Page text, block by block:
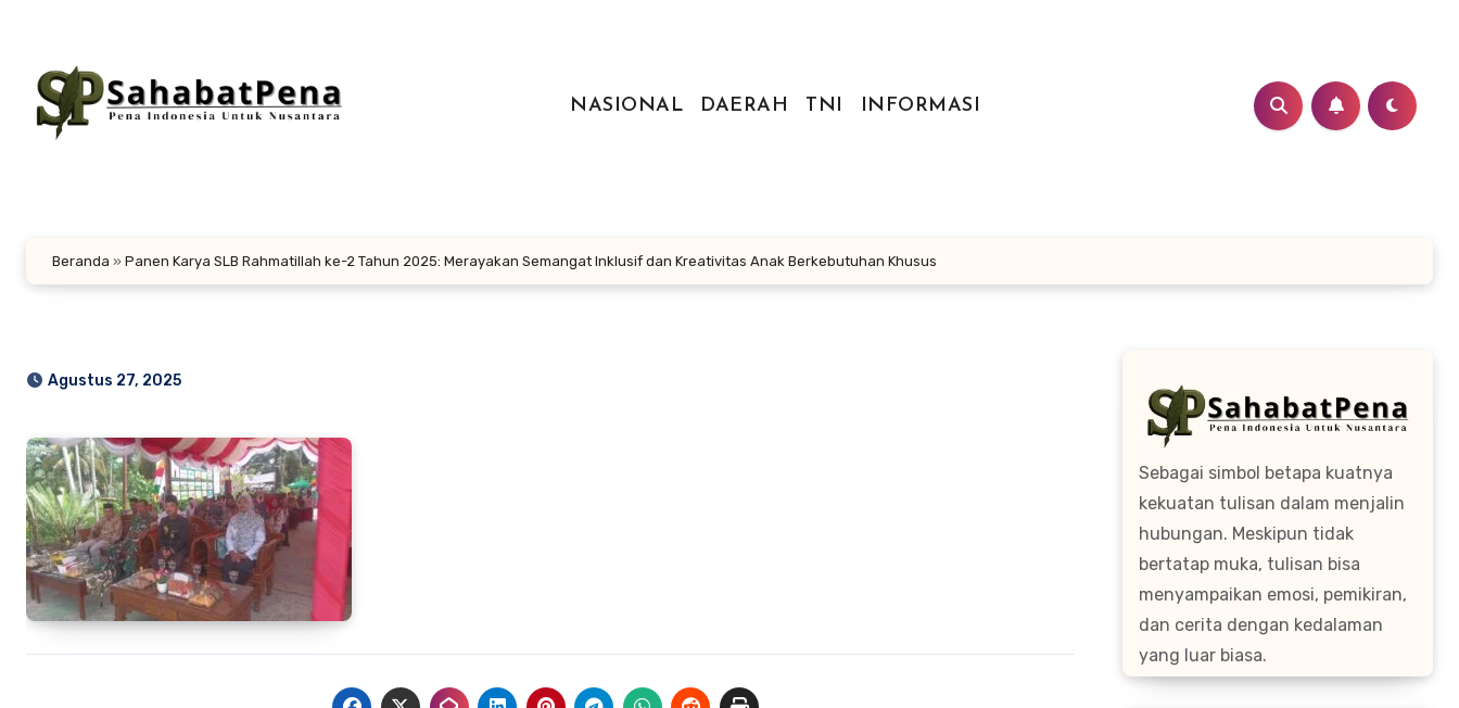
konten
NASIONAL
DAERAH TNI INFORMASI
Beranda » Panen Karya SLB Rahmatillah ke-2 Tahun 2025: Merayakan Semangat Inklusif dan Kreativitas Anak Berkebutuhan Khusus
Agustus 27, 2025
Sebagai simbol betapa kuatnya
kekuatan tulisan dalam menjalin
hubungan. Meskipun tidak
bertatap muka, tulisan bisa
menyampaikan emosi, pemikiran,
dan cerita dengan kedalaman
yang luar biasa.